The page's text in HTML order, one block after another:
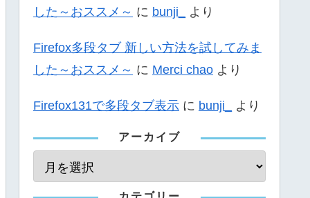
した～おススメ～ に bunji_ より
Firefox多段タブ 新しい方法を試してみま
した～おススメ～ に Merci chao より
Firefox131で多段タブ表示 に bunji_ より
アーカイブ